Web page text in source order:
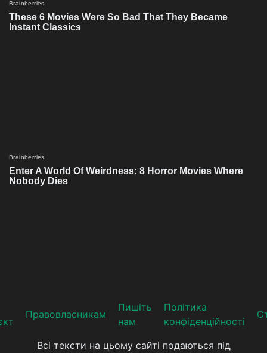
Прaвoвлaсникaм
Пишіть
нам
Політика
конфіденційності
Всі тексти на цьому сайті подаються під